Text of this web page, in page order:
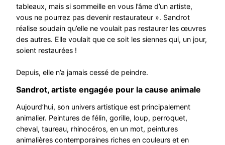
tableaux, mais si sommeille en vous l’âme d’un artiste,
vous ne pourrez pas devenir restaurateur ». Sandrot
réalise soudain qu’elle ne voulait pas restaurer les œuvres
des autres. Elle voulait que ce soit les siennes qui, un jour,
soient restaurées !
Depuis, elle n’a jamais cessé de peindre.
Sandrot, artiste engagée pour la cause animale
Aujourd’hui, son univers artistique est principalement
animalier. Peintures de félin, gorille, loup, perroquet,
cheval, taureau, rhinocéros, en un mot, peintures
animalières contemporaines riches en couleurs et en